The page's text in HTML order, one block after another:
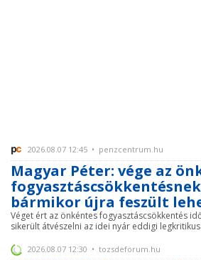
2026.08.07 12:45 • penzcentrum.hu
Magyar Péter: vége az
bármikor újra feszült
Véget ért az önkéntes fogyasztáscsökkentés
sikerült átvészelni az idei nyár eddigi
2026.08.07 12:30 • tozsdeforum.hu